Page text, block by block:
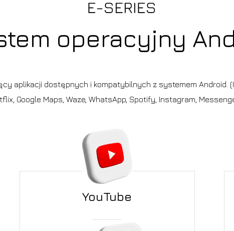
operacyjny
aplikacji dostępnych i kompatybilnych z systemem Android.
Google Maps, Waze, WhatsApp, Spotify, Instagram,
YouTube